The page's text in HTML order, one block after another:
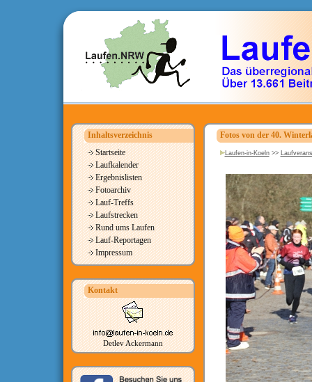
Inhaltsverzeichnis
Startseite
Laufkalender
Ergebnislisten
Fotoarchiv
Lauf-Treffs
Laufstrecken
Rund ums Laufen
Lauf-Reportagen
Impressum
Kontakt
Detlev Ackermann
Fotos von der 40.
Laufen-in-Koeln>>